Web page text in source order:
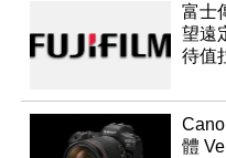
富士
望遠
待值
體